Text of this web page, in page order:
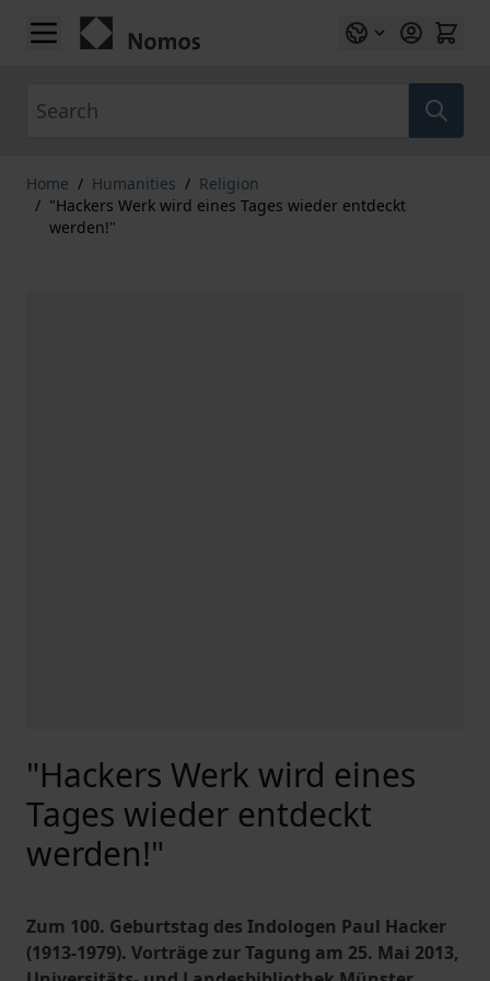
Skip to Content
Home / Humanities / Religion
/ "Hackers Werk wird eines Tages wieder entdeckt
werden!"
"Hackers Werk wird eines
Tages wieder entdeckt
werden!"
Zum 100. Geburtstag des Indologen Paul Hacker
(1913-1979). Vorträge zur Tagung am 25. Mai 2013,